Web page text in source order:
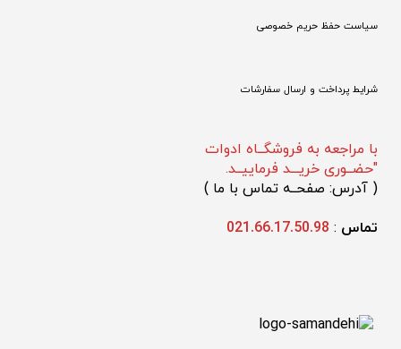
سیاست حفظ حریم خصوصی
شرایط پرداخت و ارسال سفارشات
با مراجعه به فروشگــاه ادوات
"حضــوری خریـــد فرماییــد.
آدرس: صفحــه تماس با ما )
تماس :
021.66.17.50.98